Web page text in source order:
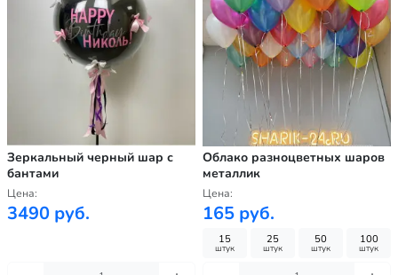
Зеркальный черный шар с
бантами
Цена:
3490 руб.
Облако разноцветных шаров
металлик
Цена:
165 руб.
15
штук
25
штук
50
штук
100
штук